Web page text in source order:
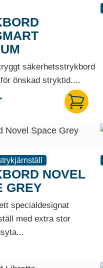
säkerhetsstrykbord
önskad stryktid....
NOVEL
GREY
specialdesignat
med extra stor